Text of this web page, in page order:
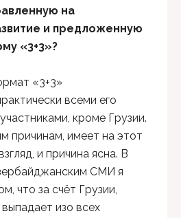
на
и предложенную
«3+3»?
«3+3»
всеми его
кроме Грузии.
причинам, имеет на этот
и причина ясна. В
СМИ я
что за счёт Грузии,
изо всех